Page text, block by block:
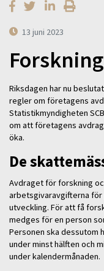
13 juni 2023
Riksdagen har nu
regler om företagens
Statistikmyndigheten
om att företagens
öka.
De
Avdraget för forskning
arbetsgivaravgifterna
utveckling. För att få
medges för en person
Personen ska dessutom
under minst hälften och
under kalendermånaden.